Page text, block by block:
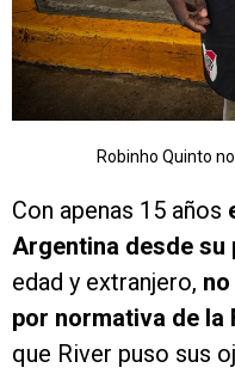
Robinho Quinto
Con apenas 15 años
Argentina desde su
edad y extranjero,
por normativa de la
que River puso sus